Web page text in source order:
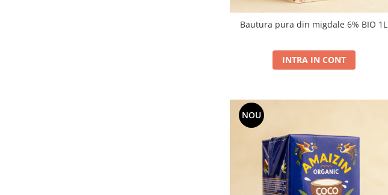
Bautura pura din migdale 6% BIO 1L
INTRA IN CONT
NOU